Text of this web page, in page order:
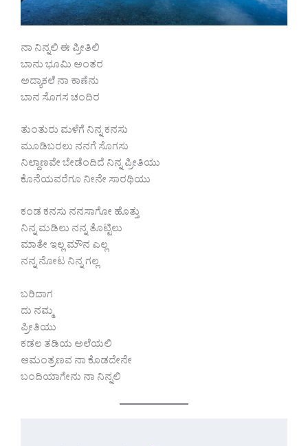
ನಾ ನಿನ್ನಲಿ ಈ ಪ್ರೀತಿಲಿ
ಬಾನು ಭೂಮಿ ಅಂತರ
ಅದ್ಯಾಕಲೆ ನಾ ಕಾಣೆನು
ಬಾನ ಸೊಗಸ ಚಂದಿರ
ತುಂತುರು ಮಳೆಗೆ ನಿನ್ನ ಕನಸು
ಮೂಡಿಬರಲು ನನಗೆ ಸೊಗಸು
ನಿಲ್ದಾಣವೇ ಬೇಡೆಂದಿದೆ ನಿನ್ನ ಪ್ರೀತಿಯು
ಕೊನೆಯವರೆಗೂ ನೀನೇ ಸಾರಥಿಯು
ಕಂಡ ಕನಸು ನನಸಾಗೋ ಹೊತ್ತು
ನಿನ್ನ ಮಡಿಲು ನನ್ನ ತೊಟ್ಟಿಲು
ಮಾತೇ ಇಲ್ಲ ಮೌನ ಎಲ್ಲ
ನನ್ನ ನೋಟ ನಿನ್ನ ಗಲ್ಲ
ಬರಿದಾಗ
ದು ನಮ್ಮ
ಪ್ರೀತಿಯು
ಕಡಲ ತಡಿಯ ಅಲೆಯಲಿ
ಆಮಂತ್ರಣವ ನಾ ಕೊಡದೇನೇ
ಬಂದಿಯಾಗೇನು ನಾ ನಿನ್ನಲಿ